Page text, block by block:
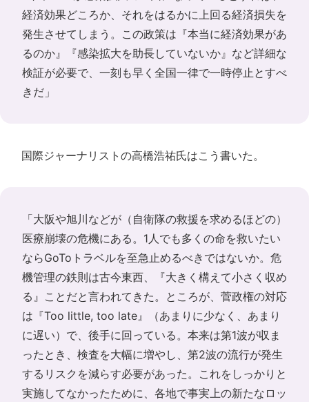
経済効果どころか、それをはるかに上回る経済損失を
発生させてしまう。この政策は『本当に経済効果があ
るのか』『感染拡大を助長していないか』など詳細な
検証が必要で、一刻も早く全国一律で一時停止とすべ
きだ」
国際ジャーナリストの高橋浩祐氏はこう書いた。
「大阪や旭川などが（自衛隊の救援を求めるほどの）
医療崩壊の危機にある。1人でも多くの命を救いたい
ならGoToトラベルを至急止めるべきではないか。危
機管理の鉄則は古今東西、『大きく構えて小さく収め
る』ことだと言われてきた。ところが、菅政権の対応
は『Too little, too late』（あまりに少なく、あまり
に遅い）で、後手に回っている。本来は第1波が収ま
ったとき、検査を大幅に増やし、第2波の流行が発生
するリスクを減らす必要があった。これをしっかりと
実施してなかったために、各地で事実上の新たなロッ